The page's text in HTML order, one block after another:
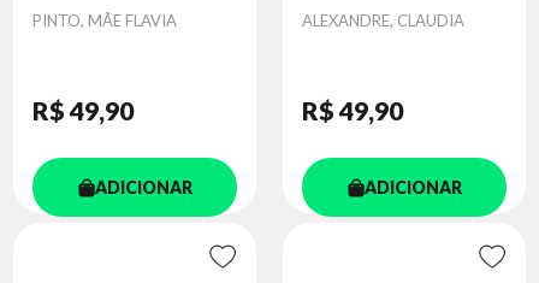
Autor
PINTO, MÃE FLAVIA
R$ 49,90
ADICIONAR
Autor
ALEXANDRE, CLAUDIA
R$ 49,90
ADICIONAR